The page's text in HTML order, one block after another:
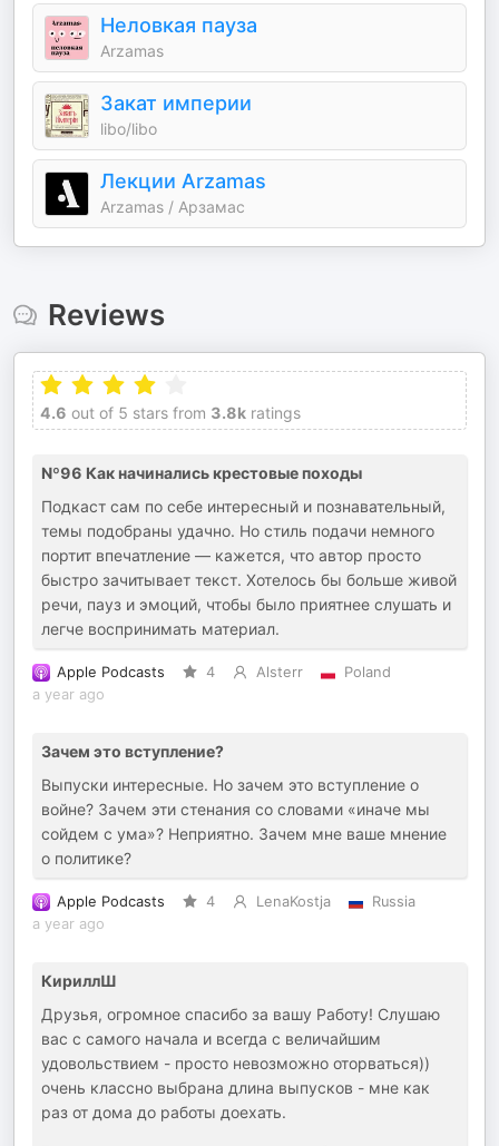
‎Неловкая пауза
Arzamas
Закат империи
libo/libo
Лекции Arzamas
Arzamas / Арзамас
Reviews
4.6 out of 5 stars from 3.8k ratings
Nº96 Как начинались крестовые походы
Подкаст сам по себе интересный и познавательный,
темы подобраны удачно. Но стиль подачи немного
портит впечатление — кажется, что автор просто
быстро зачитывает текст. Хотелось бы больше живой
речи, пауз и эмоций, чтобы было приятнее слушать и
легче воспринимать материал.
Apple Podcasts 4 Alsterr
Poland
a year ago
Зачем это вступление?
Выпуски интересные. Но зачем это вступление о
войне? Зачем эти стенания со словами «иначе мы
сойдем с ума»? Неприятно. Зачем мне ваше мнение
о политике?
Apple Podcasts 4 LenaKostja
Russia
a year ago
КириллШ
Друзья, огромное спасибо за вашу Работу! Слушаю
вас с самого начала и всегда с величайшим
удовольствием - просто невозможно оторваться))
очень классно выбрана длина выпусков - мне как
раз от дома до работы доехать.